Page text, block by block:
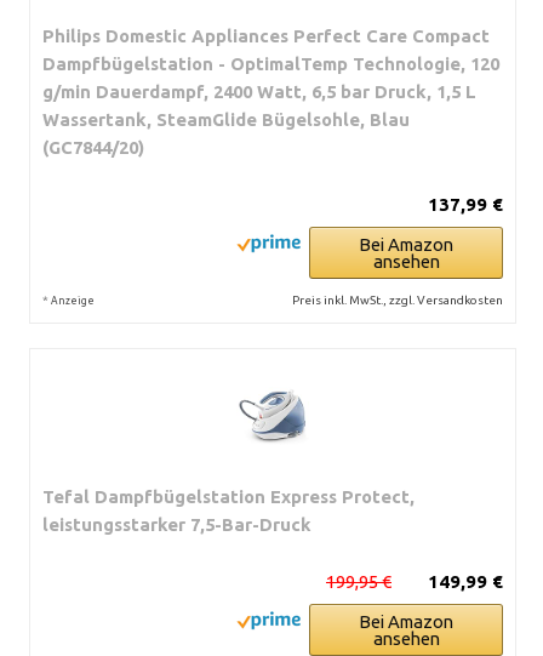
Philips Domestic Appliances Perfect Care Compact
Dampfbügelstation - OptimalTemp Technologie, 120
g/min Dauerdampf, 2400 Watt, 6,5 bar Druck, 1,5 L
Wassertank, SteamGlide Bügelsohle, Blau
(GC7844/20)
137,99 €
Bei Amazon
ansehen
* Anzeige Preis inkl. MwSt., zzgl. Versandkosten
Tefal Dampfbügelstation Express Protect,
leistungsstarker 7,5-Bar-Druck
149,99 €
199,95 €
Bei Amazon
ansehen